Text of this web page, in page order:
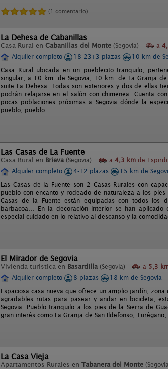
(1 comentario)
La Dehesa de Cabanillas
Casa Rural en Cabanillas del Monte (Segovia) a
Alquiler completo
18-23+3 plazas
10 km de
Casa Rural ubicada en un pueblecito tranquilo,
singular, a 10 km. de Segovia, 10 km. de La Granja
suite La Dehesa. Todas son exteriores y dos de ellas
podrán relajarse en el salón con chimenea. Cuenta
pocas poblaciones próximas a Segovia dónde la
pueblo, pueblo.
Las Casas de La Fuente
Casa Rural en Brieva (Segovia) a 4,3 km de
Alquiler completo
4-12 plazas
15 km de
Las Casas de la Fuente son 2 Casas Rurales con
pueblo con encanto y rodeado de naturaleza a los
Casas de la Fuente están equipadas con todos los
barbacoa... En la decoración interior se han
especial cuidado en lo relativo al descanso y la
El Mirador de Segovia
Vivienda turística en Basardilla (Segovia) a 5,3
Alquiler completo
8 plazas
18 km de Segovia
Espaciosa casa nueva que ofrece un amplio jardín,
agradables rutas para pasear y andar en bicicleta,
Segovia. Pueblo tranquilo a los pies de la Sierra de
gran interés como La Granja de San Ildefonso,
La Casa Vieja
Apartamentos Rurales en Tabanera del Monte